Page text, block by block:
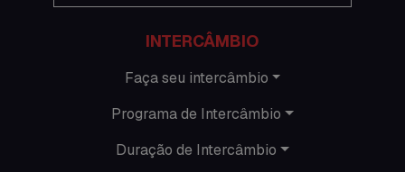
O que acontece em Perth
O que acontece na AC
Passeios
INTERCÂMBIO
Faça seu intercâmbio
Programa de Intercâmbio
Duração de Intercâmbio